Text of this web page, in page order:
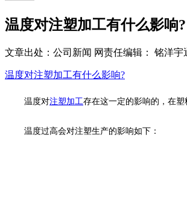
温度对注塑加工有什么影响?
文章出处：公司新闻 网责任编辑： 铭洋宇
温度对注塑加工有什么影响?
温度对注塑加工存在这一定的影响的，在
温度过高会对注塑生产的影响如下：